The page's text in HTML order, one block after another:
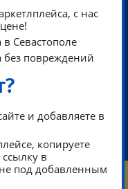
00
КОНТАКТЫ
с нас
Севастополе
без повреждений
и добавляете в
копируете
ссылку в
под добавленным